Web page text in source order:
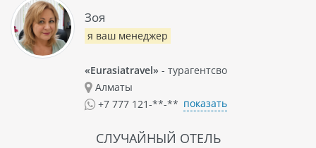
Зоя
я ваш менеджер
«Eurasiatravel» - турагентсво
Алматы
+7 777 121-**-** показать
СЛУЧАЙНЫЙ ОТЕЛЬ